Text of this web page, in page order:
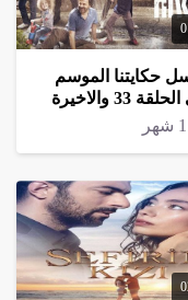
حكايتنا الموسم
33 والاخيرة